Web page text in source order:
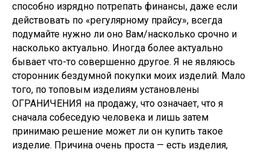
способно изрядно потрепать финансы, даже если
действовать по «регулярному прайсу», всегда
подумайте нужно ли оно Вам/насколько срочно и
насколько актуально. Иногда более актуально
бывает что-то совершенно другое. Я не являюсь
сторонник бездумной покупки моих изделий. Мало
того, по топовым изделиям установлены
ОГРАНИЧЕНИЯ на продажу, что означает, что я
сначала собеседую человека и лишь затем
принимаю решение может ли он купить такое
изделие. Причина очень проста — есть изделия,